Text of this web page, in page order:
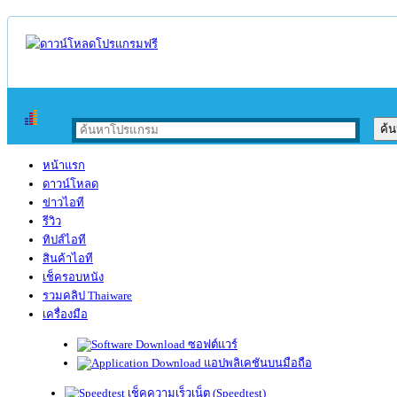
หน้าแรก
ดาวน์โหลด
ข่าวไอที
รีวิว
ทิปส์ไอที
สินค้าไอที
เช็ครอบหนัง
รวมคลิป Thaiware
เครื่องมือ
ซอฟต์แวร์
แอปพลิเคชันบนมือถือ
เช็คความเร็วเน็ต (Speedtest)